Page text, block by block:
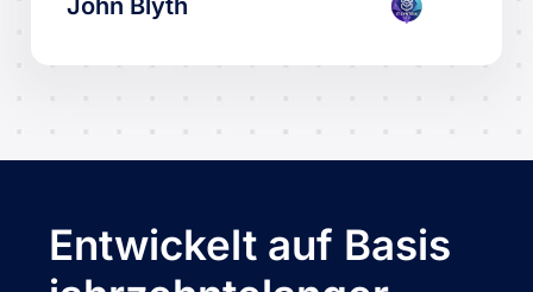
John Blyth
Entwickelt auf Basis